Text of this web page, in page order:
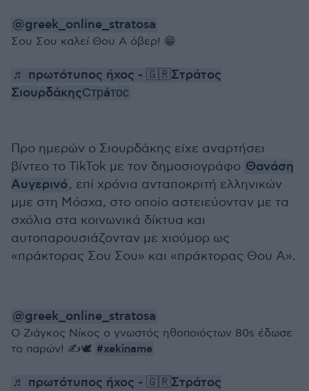
@greek_online_stratosa
Σου Σου καλεί Θου Α όβερ! 😁
♬ πρωτότυπος ήχος - 🇬🇷Στράτος
ΣιουρδάκηςСтрáтос
Προ ημερών ο Σιουρδάκης είχε αναρτήσει
βίντεο το TikTok με τον δημοσιογράφο Θανάση
Αυγερινό, επί χρόνια ανταποκριτή ελληνικών
μμε στη Μόσχα, στο οποίο αστειεύονταν με τα
σχόλια στα κοινωνικά δίκτυα και
αυτοπαρουσιάζονταν με χιούμορ ως
«πράκτορας Σου Σου» και «πράκτορας Θου Α».
@greek_online_stratosa
Ο Ζιάγκος Νίκος ο γνωστός ηθοποιόςτων 80s έδωσε
το παρών! ✍️🕊 #xekiname
♬ πρωτότυπος ήχος - 🇬🇷Στράτος